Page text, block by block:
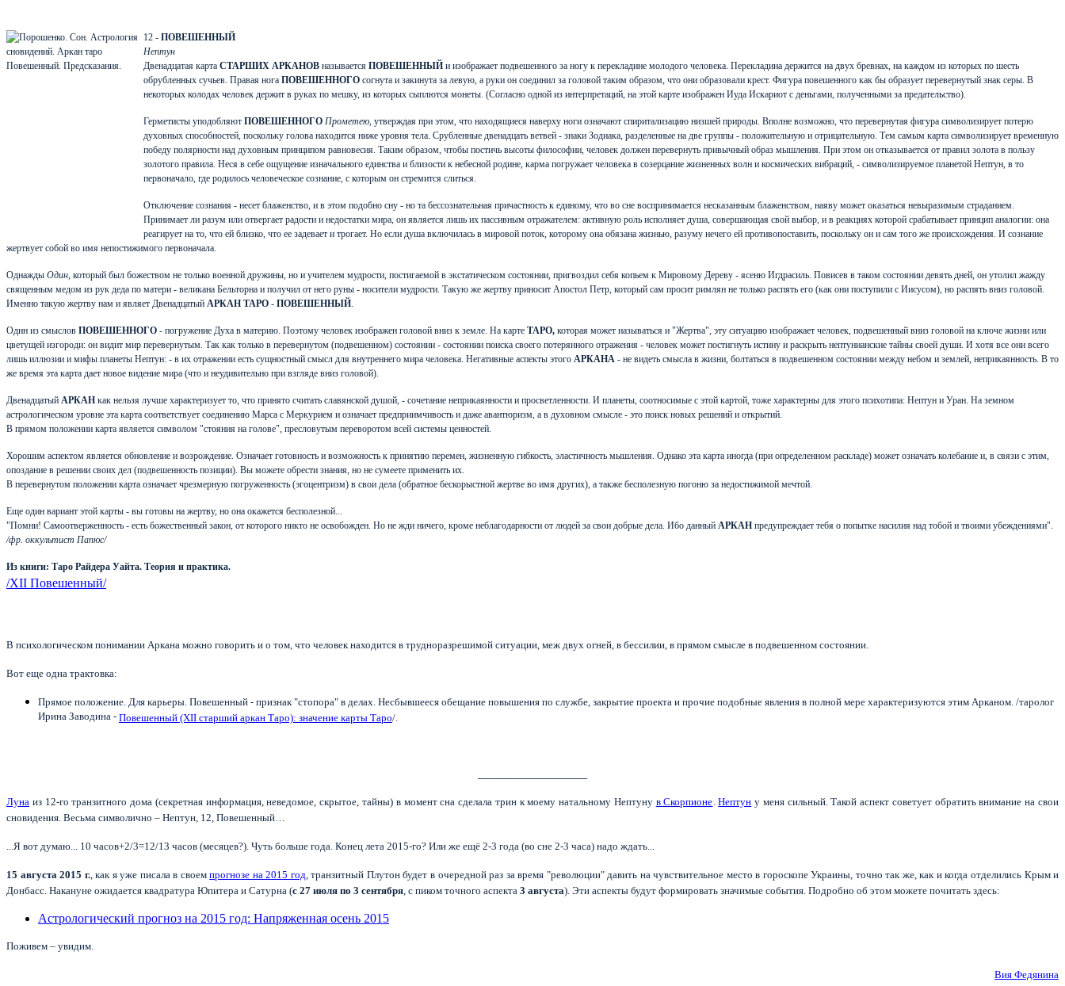
12 - ПОВЕШЕННЫЙ
Нептун
Двенадцатая карта СТАРШИХ АРКАНОВ называется ПОВЕШЕННЫЙ и изображает подвешенного за ногу к перекладине молодого человека. Перекладина держится на двух бревнах, на каждом из которых по шесть
обрубленных сучьев. Правая нога ПОВЕШЕННОГО согнута и закинута за левую, а руки он соединил за головой таким образом, что они образовали крест. Фигура повешенного как бы образует перевернутый знак серы. В
некоторых колодах человек держит в руках по мешку, из которых сыплются монеты. (Согласно одной из интерпретаций, на этой карте изображен Иуда Искариот с деньгами, полученными за предательство).
Герметисты уподобляют ПОВЕШЕННОГО Прометею , утверждая при этом, что находящиеся наверху ноги означают спиритализацию низшей природы. Вполне возможно, что перевернутая фигура символизирует потерю
духовных способностей, поскольку голова находится ниже уровня тела. Срубленные двенадцать ветвей - знаки Зодиака, разделенные на две группы - положительную и отрицательную. Тем самым карта символизирует временную
победу полярности над духовным принципом равновесия. Таким образом, чтобы постичь высоты философии, человек должен перевернуть привычный образ мышления. При этом он отказывается от правил золота в пользу
золотого правила. Неся в себе ощущение изначального единства и близости к небесной родине, карма погружает человека в созерцание жизненных волн и космических вибраций, - символизируемое планетой Нептун, в то
первоначало, где родилось человеческое сознание, с которым он стремится слиться.
Отключение сознания - несет блаженство, и в этом подобно сну - но та бессознательная причастность к единому, что во сне воспринимается несказанным блаженством, наяву может оказаться невыразимым страданием.
Принимает ли разум или отвергает радости и недостатки мира, он является лишь их пассивным отражателем: активную роль исполняет душа, совершающая свой выбор, и в реакциях которой срабатывает принцип аналогии: она
реагирует на то, что ей близко, что ее задевает и трогает. Но если душа включилась в мировой поток, которому она обязана жизнью, разуму нечего ей противопоставить, поскольку он и сам того же происхождения. И сознание
жертвует собой во имя непостижимого первоначала.
Однажды Один , который был божеством не только военной дружины, но и учителем мудрости, постигаемой в экстатическом состоянии, пригвоздил себя копьем к Мировому Дереву - ясеню Игдрасиль. Повисев в таком состоянии девять дней, он утолил жажду
священным медом из рук деда по матери - великана Бельторна и получил от него руны - носители мудрости. Такую же жертву приносит Апостол Петр, который сам просит римлян не только распять его (как они поступили с Иисусом), но распять вниз головой.
Именно такую жертву нам и являет Двенадцатый АРКАН ТАРО - ПОВЕШЕННЫЙ
Один из смыслов ПОВЕШЕННОГО - погружение Духа в материю. Поэтому человек изображен головой вниз к земле. На карте ТАРО, которая может называться и "Жертва", эту ситуацию изображает человек, подвешенный вниз головой на ключе жизни или
цветущей изгороди: он видит мир перевернутым. Так как только в перевернутом (подвешенном) состоянии - состоянии поиска своего потерянного отражения - человек может постигнуть истину и раскрыть нептунианские тайны своей души. И хотя все они всего
лишь иллюзии и мифы планеты Нептун: - в их отражении есть сущностный смысл для внутреннего мира человека. Негативные аспекты этого АРКАНА - не видеть смысла в жизни, болтаться в подвешенном состоянии между небом и землей, неприкаянность. В то
же время эта карта дает новое видение мира (что и неудивительно при взгляде вниз головой).
Двенадцатый АРКАН как нельзя лучше характеризует то, что принято считать славянской душой, - сочетание неприкаянности и просветленности. И планеты, соотносимые с этой картой, тоже характерны для этого психотипа: Нептун и Уран. На земном
астрологическом уровне эта карта соответствует соединению Марса с Меркурием и означает предприимчивость и даже авантюризм, а в духовном смысле - это поиск новых решений и открытий.
В прямом положении карта является символом "стояния на голове", пресловутым переворотом всей системы ценностей.
Хорошим аспектом является обновление и возрождение. Означает готовность и возможность к принятию перемен, жизненную гибкость, эластичность мышления. Однако эта карта иногда (при определенном раскладе) может означать колебание и, в связи с этим,
опоздание в решении своих дел (подвешенность позиции). Вы можете обрести знания, но не сумеете применить их.
В перевернутом положении карта означает чрезмерную погруженность (эгоцентризм) в свои дела (обратное бескорыстной жертве во имя других), а также бесполезную погоню за недостижимой мечтой.
Еще один вариант этой карты - вы готовы на жертву, но она окажется бесполезной...
"Помни! Самоотверженность - есть божественный закон, от которого никто не освобожден. Но не жди ничего, кроме неблагодарности от людей за свои добрые дела. Ибо данный АРКАН предупреждает тебя о попытке насилия над тобой и твоими убеждениями".
/фр. оккультист Папюс/
Из книги: Таро Райдера Уайта. Теория и практика.
/XII Повешенный/
В психологическом понимании Аркана можно говорить и о том, что человек находится в трудноразрешимой ситуации, меж двух огней, в бессилии, в прямом смысле в подвешенном состоянии.
Вот еще одна трактовка:
Прямое положение. Для карьеры. Повешенный - признак "стопора" в делах. Несбывшееся обещание повышения по службе, закрытие проекта и прочие подобные явления в полной мере характеризуются этим Арканом. /таролог
Ирина Заводина - Повешенный (XII старший аркан Таро): значение карты Таро/.
Луна из 12-го транзитного дома (секретная информация, неведомое, скрытое, тайны) в момент сна сделала трин к моему натальному Нептуну в Скорпионе .Нептун у меня сильный. Такой аспект советует обратить внимание на свои
сновидения. Весьма символично – Нептун, 12, Повешенный…
...Я вот думаю... 10 часов+2/3=12/13 часов (месяцев?). Чуть больше года. Конец лета 2015-го? Или же ещё 2-3 года (во сне 2-3 часа) надо ждать...
15 августа 2015 г., как я уже писала в своемпрогнозе на 2015 год , транзитный Плутон будет в очередной раз за время "революции" давить на чувствительное место в гороскопе Украины, точно так же, как и когда отделились Крым и
Донбасс. Накануне ожидается квадратура Юпитера и Сатурна (с 27 июля по 3 сентября , с пиком точного аспекта 3 августа). Эти аспекты будут формировать значимые события. Подробно об этом можете почитать здесь:
Астрологический прогноз на 2015 год: Напряженная осень 2015
Поживем – увидим.
Вия Федянина